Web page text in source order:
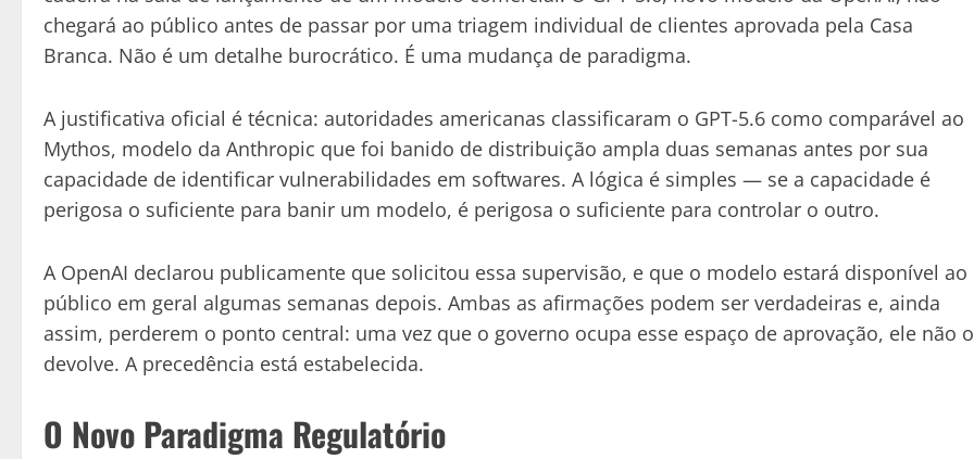
chegará ao público antes de passar por uma triagem individual de clientes aprovada pela Casa
Branca. Não é um detalhe burocrático. É uma mudança de paradigma.
A justificativa oficial é técnica: autoridades americanas classificaram o GPT-5.6 como comparável ao
Mythos, modelo da Anthropic que foi banido de distribuição ampla duas semanas antes por sua
capacidade de identificar vulnerabilidades em softwares. A lógica é simples — se a capacidade é
perigosa o suficiente para banir um modelo, é perigosa o suficiente para controlar o outro.
A OpenAI declarou publicamente que solicitou essa supervisão, e que o modelo estará disponível ao
público em geral algumas semanas depois. Ambas as afirmações podem ser verdadeiras e, ainda
assim, perderem o ponto central: uma vez que o governo ocupa esse espaço de aprovação, ele não o
devolve. A precedência está estabelecida.
O Novo Paradigma Regulatório